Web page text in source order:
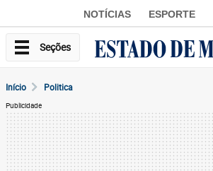
NOTÍCIAS ESPORTE
Seções
Início Politica
Publicidade